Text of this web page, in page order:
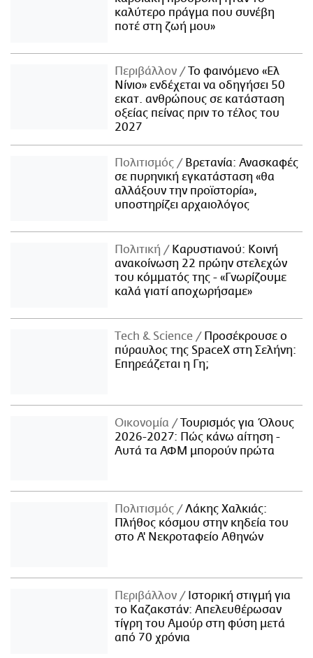
καλύτερο πράγμα που συνέβη
ποτέ στη ζωή μου»
Περιβάλλον
Το φαινόμενο «Ελ
Νίνιο» ενδέχεται να οδηγήσει 50
εκατ. ανθρώπους σε κατάσταση
οξείας πείνας πριν το τέλος του
2027
Πολιτισμός
Βρετανία: Ανασκαφές
σε πυρηνική εγκατάσταση «θα
αλλάξουν την προϊστορία»,
υποστηρίζει αρχαιολόγος
Πολιτική
Καρυστιανού: Κοινή
ανακοίνωση 22 πρώην στελεχών
του κόμματός της - «Γνωρίζουμε
καλά γιατί αποχωρήσαμε»
Τech & Science
Προσέκρουσε ο
πύραυλος της SpaceX στη Σελήνη:
Επηρεάζεται η Γη;
Οικονομία
Τουρισμός για Όλους
2026-2027: Πώς κάνω αίτηση -
Αυτά τα ΑΦΜ μπορούν πρώτα
Πολιτισμός
Λάκης Χαλκιάς:
Πλήθος κόσμου στην κηδεία του
στο Α' Νεκροταφείο Αθηνών
Περιβάλλον
Ιστορική στιγμή για
το Καζακστάν: Απελευθέρωσαν
τίγρη του Αμούρ στη φύση μετά
από 70 χρόνια